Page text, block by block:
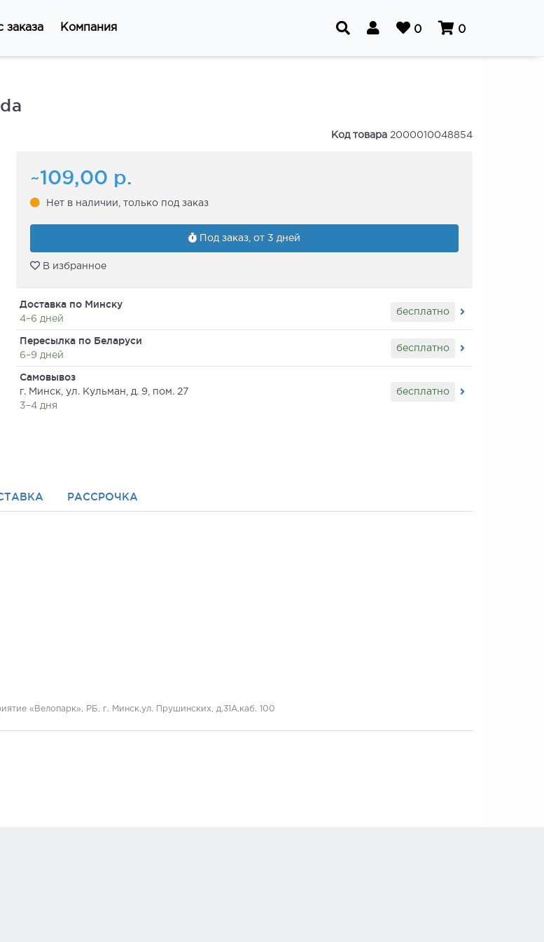
0 0
заказа Компания
Код товара 2000010048854
~109,00 р.
Нет в наличии, только под заказ
Под заказ, от 3 дней
В избранное
Доставка по Минску
4–6 дней
бесплатно
Пересылка по Беларуси
6–9 дней
бесплатно
Самовывоз
г. Минск, ул. Кульман, д. 9, пом. 27
3–4 дня
бесплатно
РАССРОЧКА
«Велопарк», РБ, г. Минск,ул. Прушинских, д.31А,каб. 100